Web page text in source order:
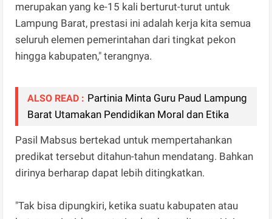
merupakan yang ke-15 kali berturut-turut untuk
Lampung Barat, prestasi ini adalah kerja kita semua
seluruh elemen pemerintahan dari tingkat pekon
hingga kabupaten," terangnya.
ALSO READ : Partinia Minta Guru Paud Lampung
Barat Utamakan Pendidikan Moral dan Etika
Pasil Mabsus bertekad untuk mempertahankan
predikat tersebut ditahun-tahun mendatang. Bahkan
dirinya berharap dapat lebih ditingkatkan.
"Tak bisa dipungkiri, ketika suatu kabupaten atau